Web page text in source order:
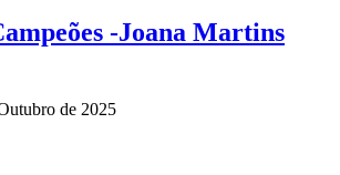
-Joana Martins
de 2025